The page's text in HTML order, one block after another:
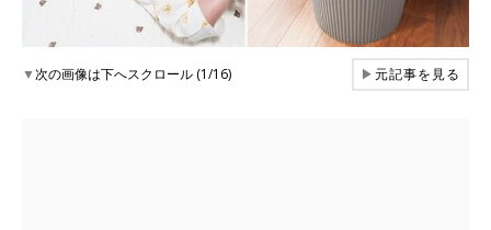
▼次の画像は下へスクロール (1/16) ▶元記事を見る